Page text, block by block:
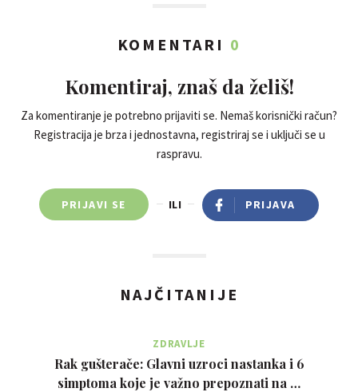
KOMENTARI 0
Komentiraj, znaš da želiš!
Za komentiranje je potrebno prijaviti se. Nemaš korisnički račun?
Registracija je brza i jednostavna, registriraj se i uključi se u
raspravu.
PRIJAVI SE ILI PRIJAVA
NAJČITANIJE
ZDRAVLJE
Rak gušterače: Glavni uzroci nastanka i 6
simptoma koje je važno prepoznati na …